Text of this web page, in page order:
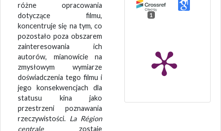
różne opracowania
dotyczące filmu,
koncentruje się na tym, co
pozostało poza obszarem
zainteresowania ich
autorów, mianowicie na
zmysłowym wymiarze
doświadczenia tego filmu i
jego konsekwencjach dla
statusu kina jako
przestrzeni poznawania
rzeczywistości. La Région
centrale zostaje
1